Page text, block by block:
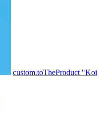
custom.toTheProduct "Koi